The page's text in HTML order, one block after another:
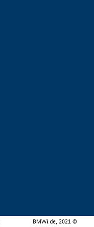
BMWi.de, 2021 ©